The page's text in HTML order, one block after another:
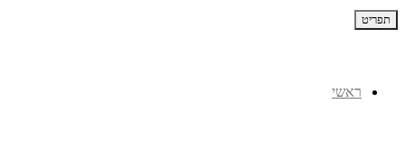
תפריט
ראשי